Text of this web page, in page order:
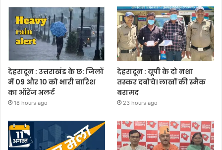
देहरादून : उत्तराखंड के छ: जिलों
में 09 और 10 को भारी बारिश
का ऑरेंज अलर्ट
18 hours ago
देहरादून : यूपी के दो नशा
तस्कर दबोचे। लाखों की स्मैक
बरामद
23 hours ago